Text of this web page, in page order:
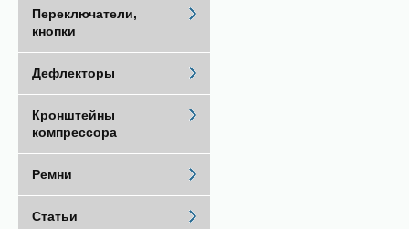
Переключатели,
кнопки
Дефлекторы
Кронштейны
компрессора
Ремни
Статьи